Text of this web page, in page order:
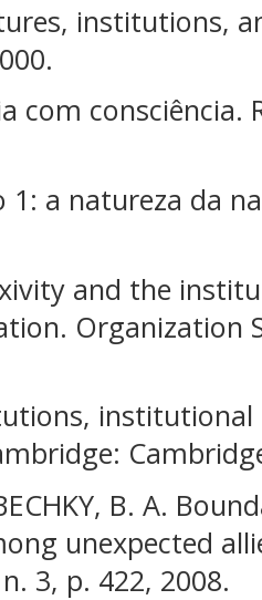
institutions,
com consciência.
1: a natureza da
and the
Organization
B. A.
unexpected
3, p. 422, 2008.